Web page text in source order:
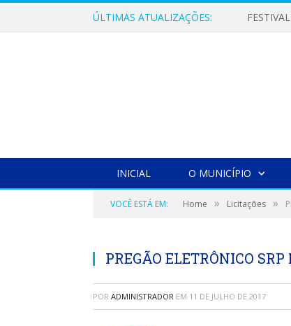
ÚLTIMAS ATUALIZAÇÕES:
INICIAL O MUNICÍPIO
VOCÊ ESTÁ EM: Home » Licitações »
PREGÃO ELETRÔNICO SRP
POR ADMINISTRADOR EM 11 DE JULHO DE 2017